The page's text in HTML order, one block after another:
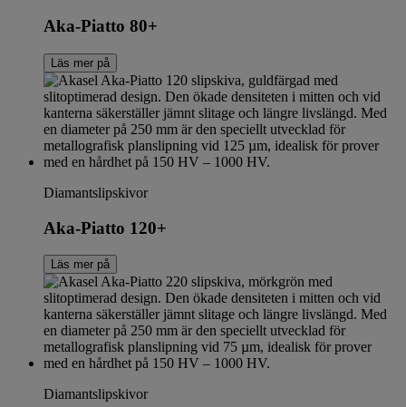
Aka-Piatto 80+
Läs mer på
Diamantslipskivor
Aka-Piatto 120+
Läs mer på
Diamantslipskivor